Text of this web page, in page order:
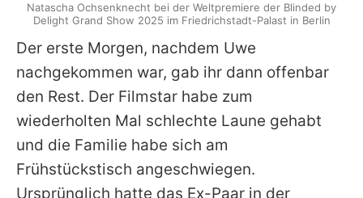
Der erste Morgen, nachdem Uwe
nachgekommen war, gab ihr dann offenbar
den Rest. Der Filmstar habe zum
wiederholten Mal schlechte Laune gehabt
und die Familie habe sich am
Frühstückstisch angeschwiegen.
Ursprünglich hatte das Ex-Paar in der
Natascha Ochsenknecht bei der Weltpremiere der Blinded by
Delight Grand Show 2025 im Friedrichstadt-Palast in Berlin